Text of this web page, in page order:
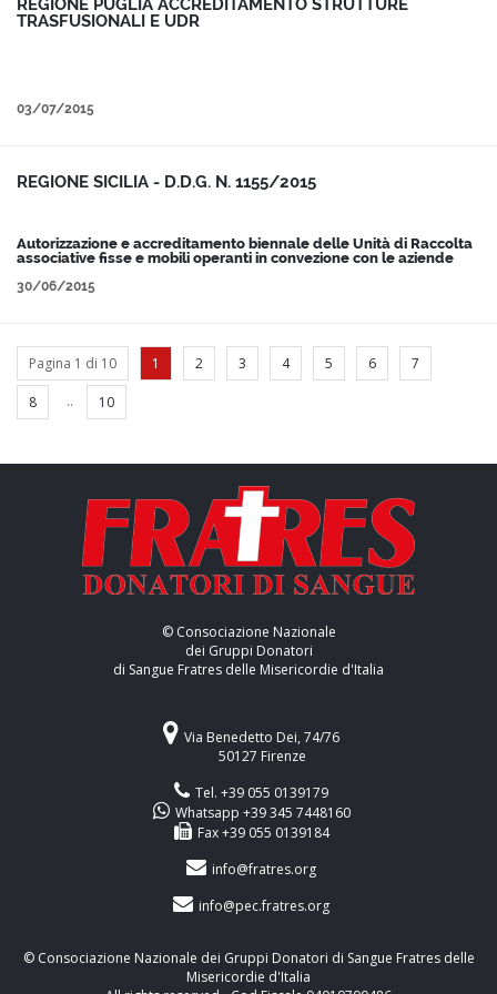
REGIONE PUGLIA ACCREDITAMENTO STRUTTURE
TRASFUSIONALI E UDR
03/07/2015
REGIONE SICILIA - D.D.G. N. 1155/2015
Autorizzazione e accreditamento biennale delle Unità di Raccolta
associative fisse e mobili operanti in convezione con le aziende
30/06/2015
Pagina 1 di 10 1 2 3 4 5 6 7
8 .. 10
© Consociazione Nazionale
dei Gruppi Donatori
di Sangue Fratres delle Misericordie d'Italia
Via Benedetto Dei, 74/76
50127 Firenze
Tel. +39 055 0139179
Whatsapp +39 345 7448160
Fax +39 055 0139184
info@fratres.org
info@pec.fratres.org
© Consociazione Nazionale dei Gruppi Donatori di Sangue Fratres delle
Misericordie d'Italia